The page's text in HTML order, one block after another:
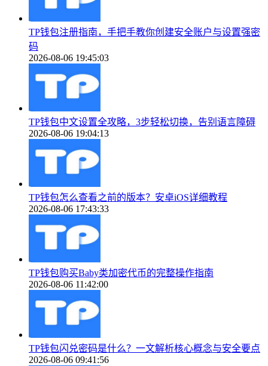
TP钱包注册指南，手把手教你创建安全账户与设置强密
码
2026-08-06 19:45:03
TP钱包中文设置全攻略，3步轻松切换，告别语言障碍
2026-08-06 19:04:13
TP钱包怎么查看之前的版本？安卓iOS详细教程
2026-08-06 17:43:33
TP钱包购买Baby类加密代币的完整操作指南
2026-08-06 11:42:00
TP钱包闪兑密码是什么？一文解析核心概念与安全要点
2026-08-06 09:41:56